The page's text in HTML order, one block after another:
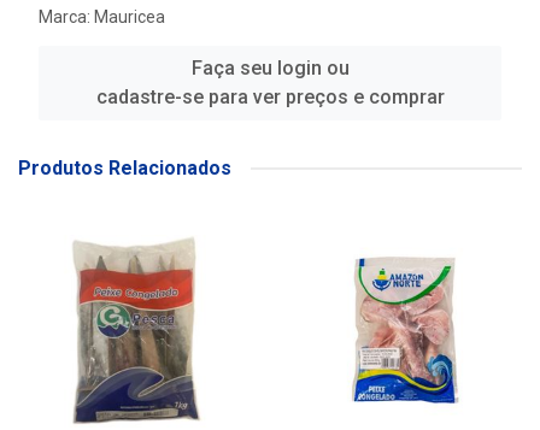
Marca: Mauricea
Faça seu login ou
cadastre-se para ver preços e comprar
Produtos Relacionados